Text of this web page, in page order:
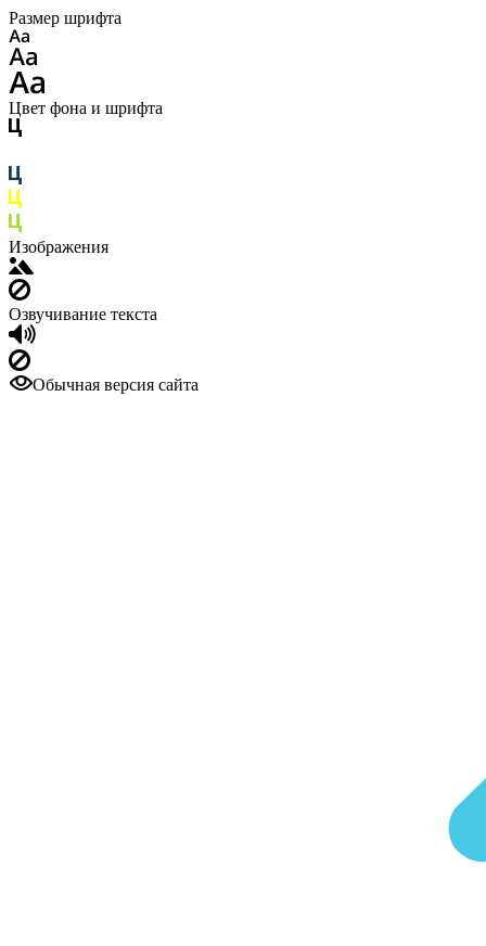
Размер шрифта
Цвет фона и шрифта
Изображения
Озвучивание текста
Обычная версия сайта